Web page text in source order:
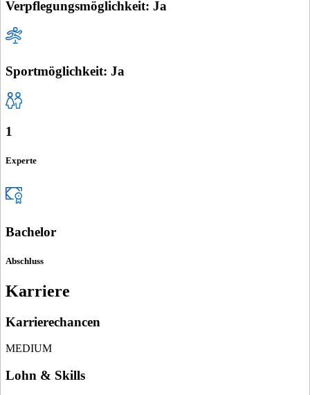
Verpflegungsmöglichkeit: Ja
Sportmöglichkeit: Ja
1
Experte
Bachelor
Abschluss
Karriere
Karrierechancen
MEDIUM
Lohn & Skills